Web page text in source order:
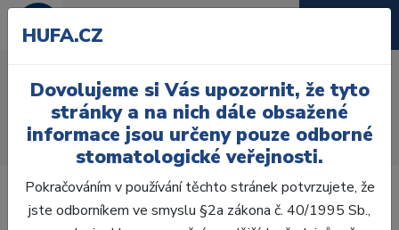
Úvod Ordinace Endodoncie
Endo nástroje
Kořenové nástroje
Ostatní kořenové nástroje
Endostar E3 Azure Basic Kit 25mm, 3ks
HUFA.CZ
Dovolujeme si Vás upozornit, že tyto
stránky a na nich dále obsažené
informace jsou určeny pouze odborné
stomatologické veřejnosti.
Pokračováním v používání těchto stránek potvrzujete, že
jste odborníkem ve smyslu §2a zákona č. 40/1995 Sb.,